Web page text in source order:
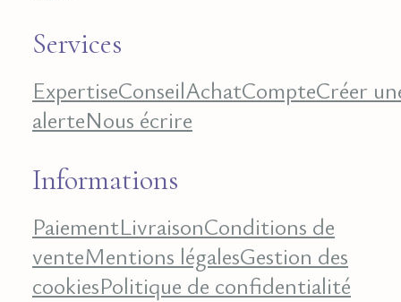
Services
ExpertiseConseilAchatCompteCréer
alerteNous écrire
Informations
PaiementLivraisonConditions de
venteMentions légalesGestion des
cookiesPolitique de confidentialité